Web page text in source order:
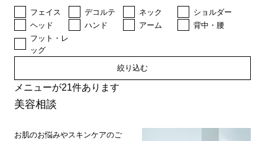
フェイス デコルテ ネック
ショルダー
ヘッド
ハンド アーム
背中・腰
フット・レ
ッグ
絞り込む
メニューが21件あります
美容相談
お肌のお悩みやスキンケアのご